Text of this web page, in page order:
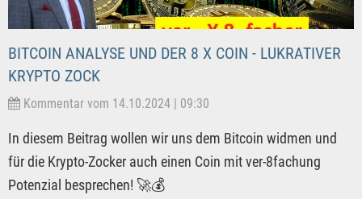
BITCOIN ANALYSE UND DER 8 X COIN - LUKRATIVER
KRYPTO ZOCK
Kommentar vom 14.10.2024 | 09:30
In diesem Beitrag wollen wir uns dem Bitcoin widmen und
für die Krypto-Zocker auch einen Coin mit ver-8fachung
Potenzial besprechen! 🚀💰